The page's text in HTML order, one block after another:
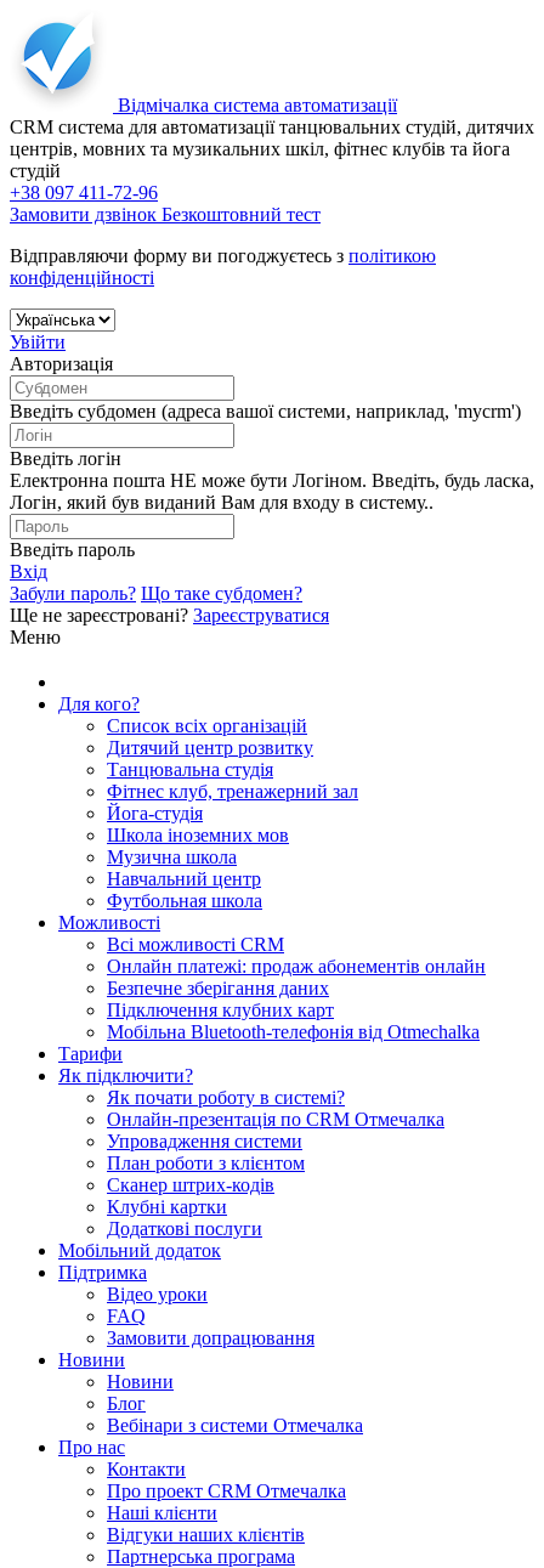
Відмічалка система автоматизації
CRM система для автоматизації танцювальних студій, дитячих
центрів, мовних та музикальних шкіл, фітнес клубів та йога
студій
+38 097 411-72-96
Замовити дзвінок Безкоштовний тест
Відправляючи форму ви погоджуєтесь з політикою
конфіденційності
Увійти
Авторизація
Введіть субдомен (адреса вашої системи, наприклад, 'mycrm')
Введіть логін
Електронна пошта НЕ може бути Логіном. Введіть, будь ласка,
Логін, який був виданий Вам для входу в систему..
Введіть пароль
Вхід
Забули пароль? Що таке субдомен?
Ще не зареєстровані? Зареєструватися
Меню
Для кого?
Список всіх організацій
Дитячий центр розвитку
Танцювальна студія
Фітнес клуб, тренажерний зал
Йога-студія
Школа іноземних мов
Музична школа
Навчальний центр
Футбольная школа
Можливості
Всі можливості CRM
Онлайн платежі: продаж абонементів онлайн
Безпечне зберігання даних
Підключення клубних карт
Мобільна Bluetooth-телефонія від Otmechalka
Тарифи
Як підключити?
Як почати роботу в системі?
Онлайн-презентація по CRM Отмечалка
Упровадження системи
План роботи з клієнтом
Сканер штрих-кодів
Клубні картки
Додаткові послуги
Мобільний додаток
Підтримка
Відео уроки
FAQ
Замовити допрацювання
Новини
Новини
Блог
Вебінари з системи Отмечалка
Про нас
Контакти
Про проект CRM Отмечалка
Наші клієнти
Відгуки наших клієнтів
Партнерська програма